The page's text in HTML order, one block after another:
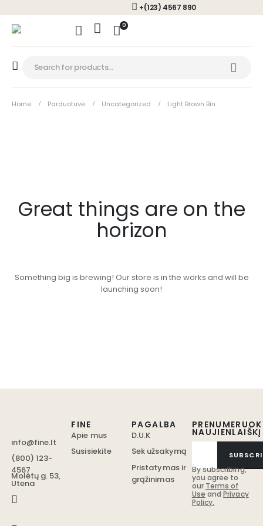
+(123) 4567 890
0
Home Parduotuvė Uncategorized Light Brown Bin
Great things are on the
horizon
Something big is brewing! Our store is in the works and will be
launching soon!
info@fine.lt
(800) 123-
4567
Molėtų g. 53,
Utena
PRENUMERUOK
NAUJIENLAIŠKĮ
By subscribing,
you agree to
our Terms of
Use andPrivacy
Policy.
FINE
Apie mus
Susisiekite
PAGALBA
D.U.K
Sek užsakymą
Pristatymas ir
grąžinimas